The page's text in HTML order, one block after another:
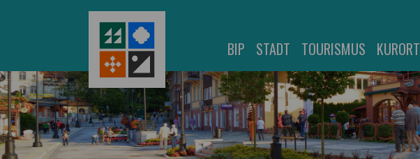
BIP STADT TOURISMUS KURORT